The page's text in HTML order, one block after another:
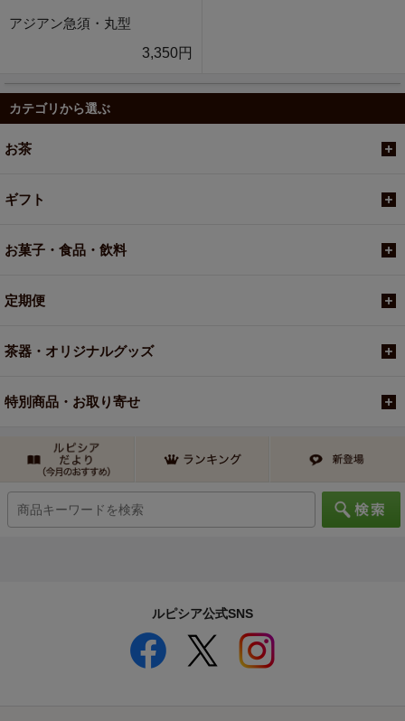
アジアン急須・丸型
3,350円
カテゴリから選ぶ
お茶
ギフト
お菓子・食品・飲料
定期便
茶器・オリジナルグッズ
特別商品・お取り寄せ
ルピシア公式SNS